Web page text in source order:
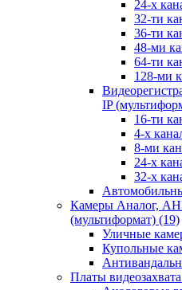
24-х
32-ти
36-ти
48-ми
64-ти
128-ми
IP
16-ти
4-х
8-ми
24-х
32-х
Камеры Аналог,
(мультиформат) (19)
Уличные
Купольные
Платы видеозахвата